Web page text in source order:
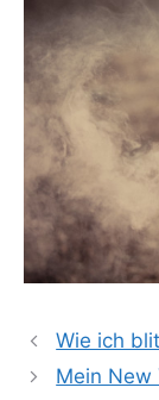
Wie ich
Mein New